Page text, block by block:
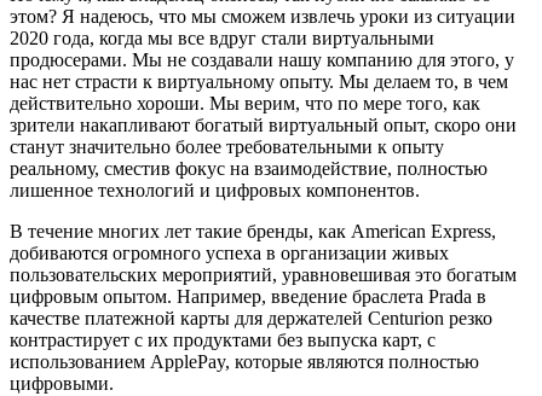
этом? Я надеюсь, что мы сможем извлечь уроки из ситуации
2020 года, когда мы все вдруг стали виртуальными
продюсерами. Мы не создавали нашу компанию для этого, у
нас нет страсти к виртуальному опыту. Мы делаем то, в чем
действительно хороши. Мы верим, что по мере того, как
зрители накапливают богатый виртуальный опыт, скоро они
станут значительно более требовательными к опыту
реальному, сместив фокус на взаимодействие, полностью
лишенное технологий и цифровых компонентов.
В течение многих лет такие бренды, как American Express,
добиваются огромного успеха в организации живых
пользовательских мероприятий, уравновешивая это богатым
цифровым опытом. Например, введение браслета Prada в
качестве платежной карты для держателей Centurion резко
контрастирует с их продуктами без выпуска карт, с
использованием ApplePay, которые являются полностью
цифровыми.